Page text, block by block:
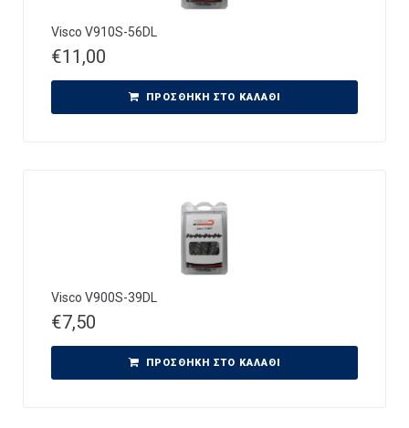
Visco V910S-56DL
€11,00
ΠΡΟΣΘΉΚΗ ΣΤΟ ΚΑΛΆΘΙ
Visco V900S-39DL
€7,50
ΠΡΟΣΘΉΚΗ ΣΤΟ ΚΑΛΆΘΙ